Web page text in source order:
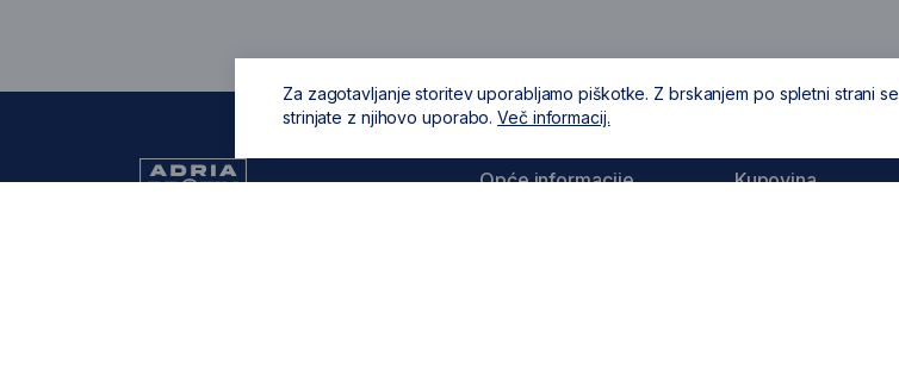
Za zagotavljanje storitev uporabljamo piškotke. Z brskanjem po spletni strani se
strinjate z njihovo uporabo.Več informacij.
Opće informacije Kupovina